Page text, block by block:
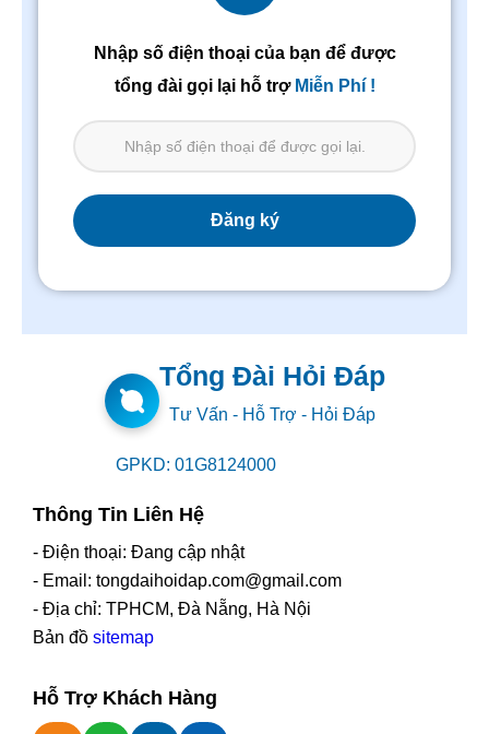
Nhập số điện thoại của bạn để được
tổng đài gọi lại hỗ trợ Miễn Phí !
Tổng Đài Hỏi Đáp
Tư Vấn - Hỗ Trợ - Hỏi Đáp
GPKD: 01G8124000
Thông Tin Liên Hệ
- Điện thoại: Đang cập nhật
- Email: tongdaihoidap.com@gmail.com
- Địa chỉ: TPHCM, Đà Nẵng, Hà Nội
Bản đồ sitemap
Hỗ Trợ Khách Hàng